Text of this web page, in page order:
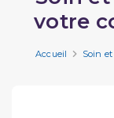
votre
Accueil Soin